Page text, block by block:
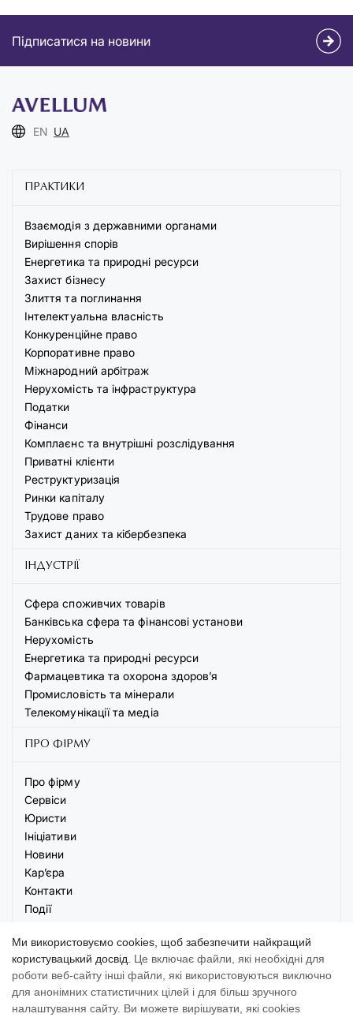
Підписатися на новини
EN UA
ПРАКТИКИ
Взаємодія з державними органами
Вирішення спорів
Енергетика та природні ресурси
Захист бізнесу
Злиття та поглинання
Інтелектуальна власність
Конкуренційне право
Корпоративне право
Міжнародний арбітраж
Нерухомість та інфраструктура
Податки
Фінанси
Комплаєнс та внутрішні розслідування
Приватні клієнти
Реструктуризація
Ринки капіталу
Трудове право
Захист даних та кібербезпека
ІНДУСТРІЇ
Сфера споживчих товарів
Банківська сфера та фінансові установи
Нерухомість
Енергетика та природні ресурси
Фармацевтика та охорона здоров’я
Промисловість та мінерали
Телекомунікації та медіа
ПРО ФІРМУ
Про фірму
Сервіси
Юристи
Ініціативи
Новини
Кар’єра
Контакти
Події
© 2026 AVELLUM. Всі права захищені
Ми використовуємо cookies, щоб забезпечити найкращий
користувацький досвід.
Це включає файли, які необхідні для
роботи веб-сайту інші файли, які використовуються виключно
для анонімних статистичних цілей і для більш зручного
налаштування сайту. Ви можете вирішувати, які cookies